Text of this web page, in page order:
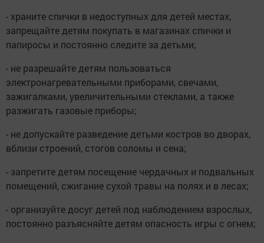
- храните спички в недоступных для детей местах,
запрещайте детям покупать в магазинах спички и
папиросы и постоянно следите за детьми;
- не разрешайте детям пользоваться
электронагревательными приборами, свечами,
зажигалками, увеличительными стеклами, а также
разжигать газовые приборы;
- не допускайте разведение детьми костров во дворах,
вблизи строений, стогов соломы и сена;
- запретите детям посещение чердачных и подвальных
помещений, сжигание сухой травы на полях и в лесах;
- организуйте досуг детей под наблюдением взрослых,
постоянно разъясняйте детям опасность игры с огнем;